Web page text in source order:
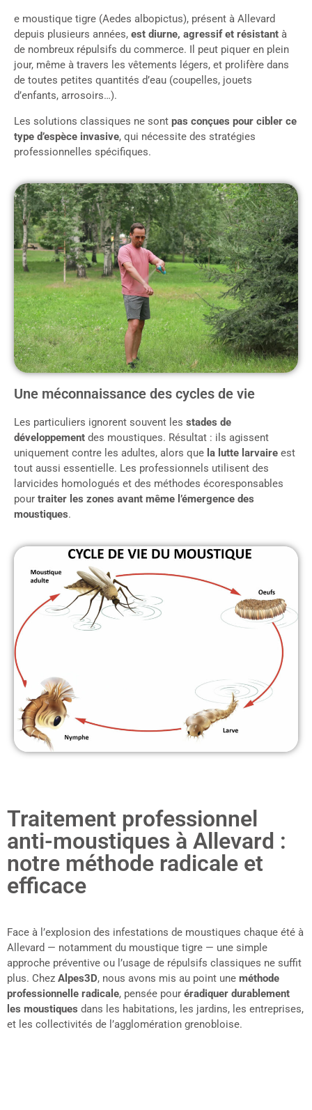
e moustique tigre (Aedes albopictus), présent à Allevard
depuis plusieurs années, est diurne, agressif et résistant à
de nombreux répulsifs du commerce. Il peut piquer en plein
jour, même à travers les vêtements légers, et prolifère dans
de toutes petites quantités d’eau (coupelles, jouets
d’enfants, arrosoirs…).
Les solutions classiques ne sont pas conçues pour cibler ce
type d’espèce invasive, qui nécessite des stratégies
professionnelles spécifiques.
Une méconnaissance des cycles de vie
Les particuliers ignorent souvent les stades de
développement des moustiques. Résultat : ils agissent
uniquement contre les adultes, alors que la lutte larvaire est
tout aussi essentielle. Les professionnels utilisent des
larvicides homologués et des méthodes écoresponsables
pour traiter les zones avant même l’émergence des
moustiques.
Traitement professionnel
anti-moustiques à Allevard :
notre méthode radicale et
efficace
Face à l’explosion des infestations de moustiques chaque été à
Allevard — notamment du moustique tigre — une simple
approche préventive ou l’usage de répulsifs classiques ne suffit
plus. Chez Alpes3D, nous avons mis au point une méthode
professionnelle radicale, pensée pour éradiquer durablement
les moustiques dans les habitations, les jardins, les entreprises,
et les collectivités de l’agglomération grenobloise.